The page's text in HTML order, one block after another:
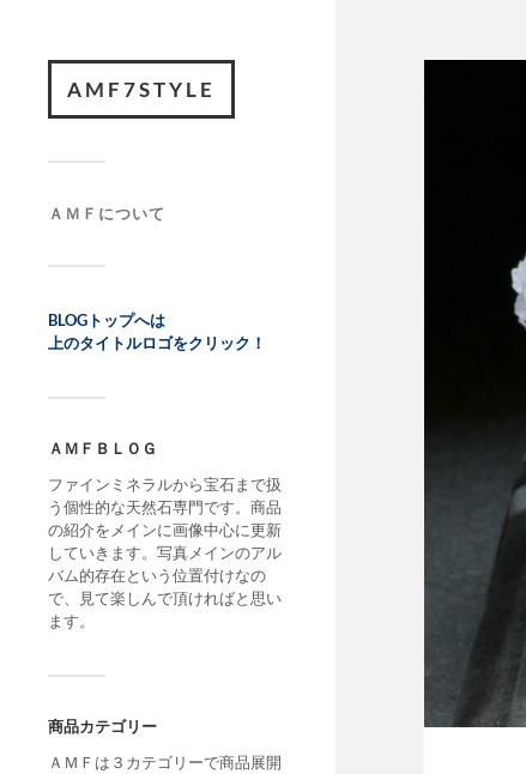
AMF7STYLE
ＡＭＦについて
BLOGトップへは
上のタイトルロゴをクリック！
ＡＭＦＢＬＯＧ
ファインミネラルから宝石まで扱
う個性的な天然石専門です。商品
の紹介をメインに画像中心に更新
していきます。写真メインのアル
バム的存在という位置付けなの
で、見て楽しんで頂ければと思い
ます。
商品カテゴリー
ＡＭＦは３カテゴリーで商品展開